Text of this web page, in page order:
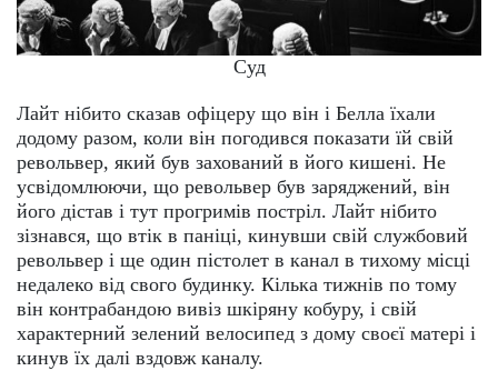
Суд
Лайт нібито сказав офіцеру що він і Белла їхали
додому разом, коли він погодився показати їй свій
револьвер, який був захований в його кишені. Не
усвідомлюючи, що револьвер був заряджений, він
його дістав і тут прогримів постріл. Лайт нібито
зізнався, що втік в паніці, кинувши свій службовий
револьвер і ще один пістолет в канал в тихому місці
недалеко від свого будинку. Кілька тижнів по тому
він контрабандою вивіз шкіряну кобуру, і свій
характерний зелений велосипед з дому своєї матері і
кинув їх далі вздовж каналу.